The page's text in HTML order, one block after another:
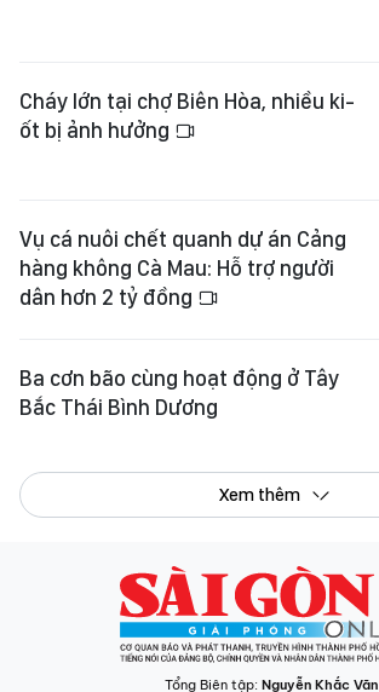
Cháy lớn tại chợ Biên Hòa, nhiều ki-
ốt bị ảnh hưởng
Vụ cá nuôi chết quanh dự án Cảng
hàng không Cà Mau: Hỗ trợ người
dân hơn 2 tỷ đồng
Ba cơn bão cùng hoạt động ở Tây
Bắc Thái Bình Dương
Xem thêm
Tổng Biên tập: Nguyễn Khắc Văn